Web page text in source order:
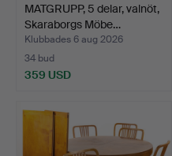
MATGRUPP, 5 delar, valnöt,
Skaraborgs Möbe…
Klubbades 6 aug 2026
34 bud
359 USD